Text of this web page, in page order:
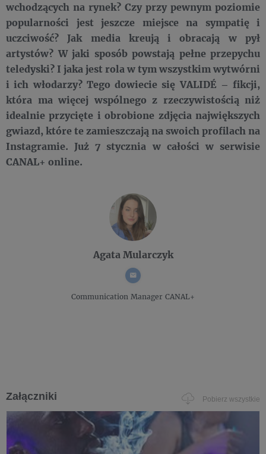
wchodzących na rynek? Czy przy pewnym poziomie
popularności jest jeszcze miejsce na sympatię i
uczciwość? Jak media kreują i obracają w pył
artystów? W jaki sposób powstają pełne przepychu
teledyski? I jaka jest rola w tym wszystkim wytwórni
i ich włodarzy? Tego dowiecie się VALIDÉ – fikcji,
która ma więcej wspólnego z rzeczywistością niż
idealnie przycięte i obrobione zdjęcia największych
gwiazd, które te zamieszczają na swoich profilach na
Instagramie. Już 7 stycznia w całości w serwisie
CANAL+ online.
Agata Mularczyk
Communication Manager CANAL+
Załączniki Pobierz wszystkie